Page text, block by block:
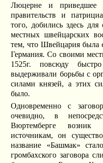
Люцерне и приведшее
правительств и
того, добились здесь
местных швейцарских
тем, что Швейцария была
Германия. Со своими
1525г. повсюду
выдерживали борьбы с
силами князей, а этих
было.
Одновременно с
очевидно, в
Вюртемберге возник
источникам, он
название «Башмак»
громбахского заговора